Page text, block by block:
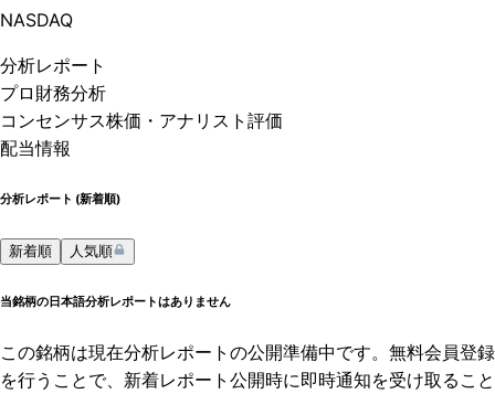
NASDAQ
分析レポート
プロ 財務分析
コンセンサス株価 ・アナリスト評価
配当情報
分析レポート (新着順)
新着順 人気順
当銘柄の日本語分析レポートはありません
この銘柄は現在分析レポートの公開準備中です。無料会員登録
を行うことで、新着レポート公開時に即時通知を受け取ること